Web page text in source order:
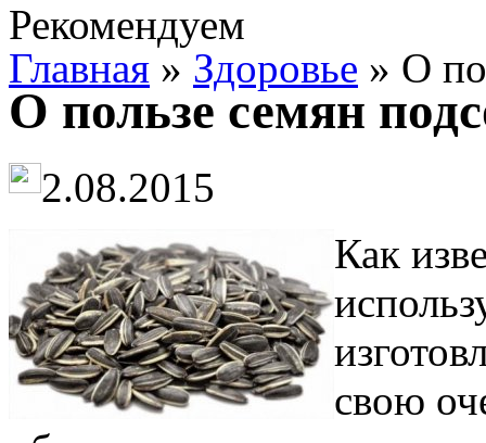
Рекомендуем
Главная » Здоровье » О
О пользе семян
2.08.2015
Как
свою